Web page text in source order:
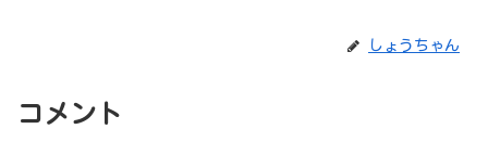
しょうちゃん
コメント